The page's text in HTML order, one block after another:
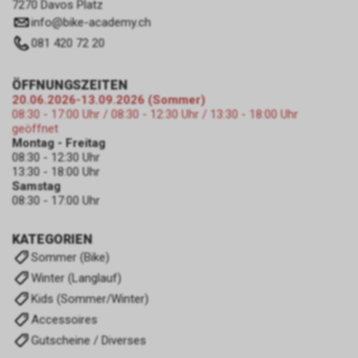
7270 Davos Platz
info@bike-academy.ch
081 420 72 20
KATEGORIEN
Sommer (Bike)
Winter (Langlauf)
Kids (Sommer/Winter)
Accessoires
Gutscheine / Diverses
ÖFFNUNGSZEITEN
20.06.2026-13.09.2026 (Sommer)
08:30 - 17:00 Uhr / 08:30 - 12:30 Uhr / 13:30 - 18:00 Uhr
geöffnet
Montag - Freitag
08:30 - 12:30 Uhr
13:30 - 18:00 Uhr
Samstag
08:30 - 17:00 Uhr